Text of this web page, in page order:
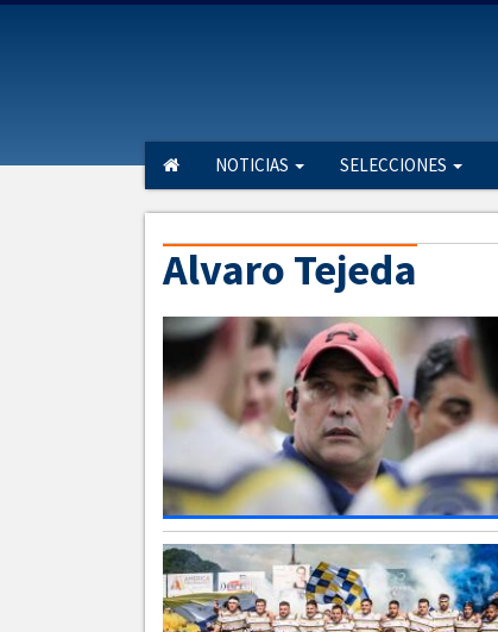
NOTICIAS SELECCIONES
Alvaro Tejeda